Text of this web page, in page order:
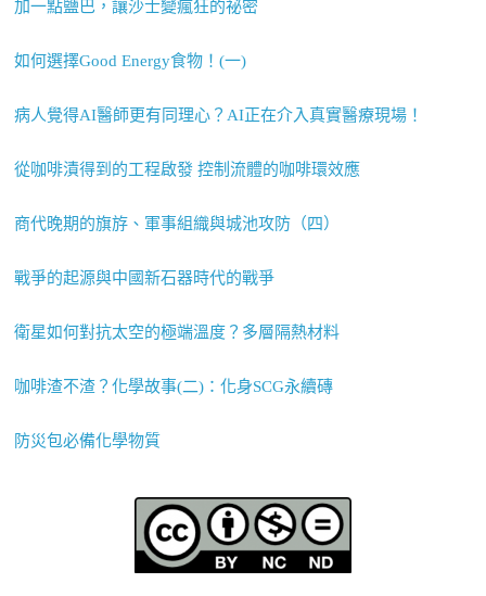
加一點鹽巴，讓沙士變瘋狂的祕密
如何選擇Good Energy食物！(一)
病人覺得AI醫師更有同理心？AI正在介入真實醫療現場！
從咖啡漬得到的工程啟發 控制流體的咖啡環效應
商代晚期的旗斿、軍事組織與城池攻防（四）
戰爭的起源與中國新石器時代的戰爭
衛星如何對抗太空的極端溫度？多層隔熱材料
咖啡渣不渣？化學故事(二)：化身SCG永續磚
防災包必備化學物質